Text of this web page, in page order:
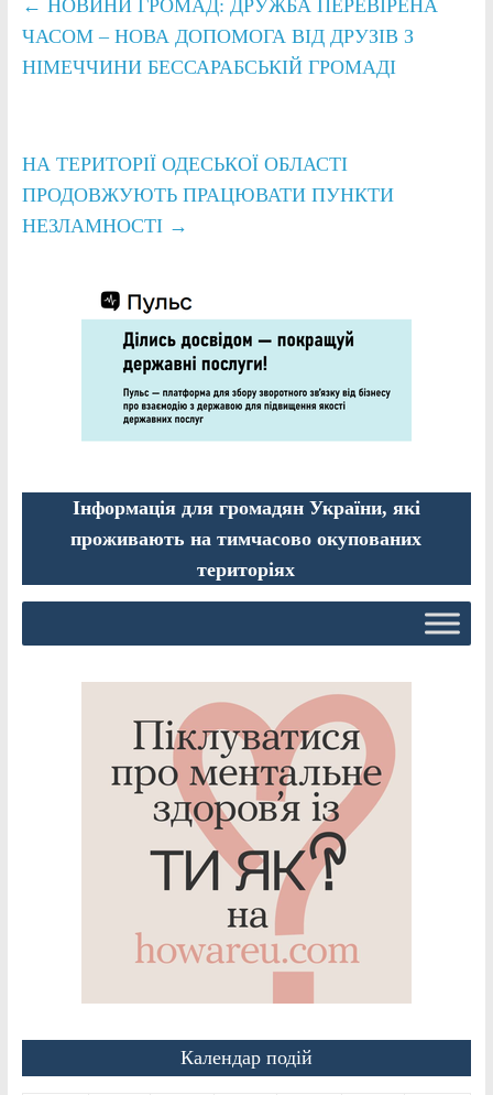
← НОВИНИ ГРОМАД: ДРУЖБА ПЕРЕВІРЕНА
ЧАСОМ – НОВА ДОПОМОГА ВІД ДРУЗІВ З
НІМЕЧЧИНИ БЕССАРАБСЬКІЙ ГРОМАДІ
НА ТЕРИТОРІЇ ОДЕСЬКОЇ ОБЛАСТІ
ПРОДОВЖУЮТЬ ПРАЦЮВАТИ ПУНКТИ
НЕЗЛАМНОСТІ →
Інформація для громадян України, які
проживають на тимчасово окупованих
територіях
Календар подій